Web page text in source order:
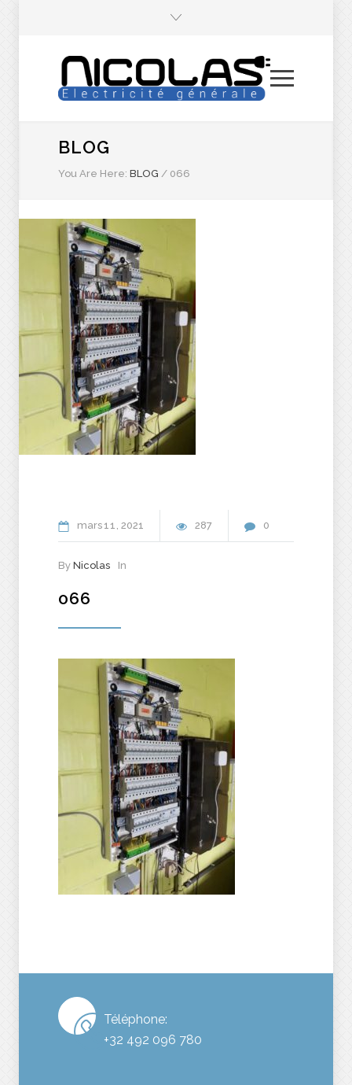
BLOG
You Are Here: BLOG / 066
mars11 2021 287 0
By Nicolas In
066
Téléphone:
+32 492 096 780